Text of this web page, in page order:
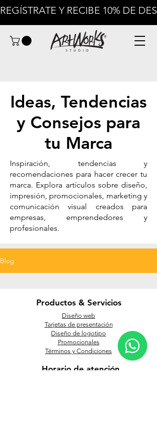
REGÍSTRATE Y RECIBE 10% DE
Impresión
Ideas, Tendencias
y Consejos para
tu Marca
Inspiración, tendencias y
recomendaciones para hacer crecer tu
marca. Explora artículos sobre diseño,
impresión, promocionales, marketing y
comunicación visual creados para
empresas, emprendedores y
profesionales.
Blog
Productos & Servicios
Diseño web
Tarjetas de presentación
Diseño de logotipo
Promocionales
Términos y Condiciones
Horario de atención